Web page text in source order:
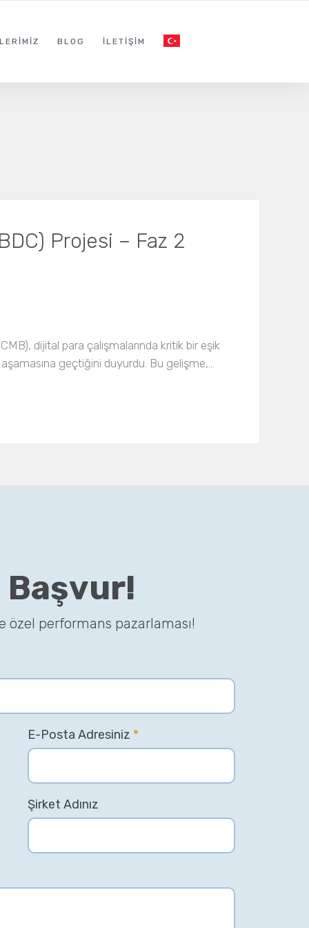
BLOG İLETIŞIM
Projesi – Faz 2
dijital para çalışmalarında kritik bir eşik
geçtiğini duyurdu. Bu gelişme,…
Başvur!
özel performans pazarlaması!
E-Posta Adresiniz *
Şirket Adınız